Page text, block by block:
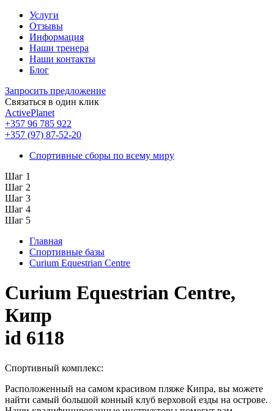
Услуги
Отзывы
Информация
Наши тренера
Наши контакты
Блог
Запросить предложение
Связаться в один клик
ActivePlanet
+357 96 785 922
+357 (97) 87-52-20
Спортивные сборы по всему миру
Шаг 1
Шаг 2
Шаг 3
Шаг 4
Шаг 5
Главная
Спортивные базы
Curium Equestrian Centre
Curium Equestrian Centre,
Кипр
id 6118
Спортивный комплекс:
Расположенный на самом красивом пляже Кипра, вы можете
найти самый большой конный клуб верховой езды на острове.